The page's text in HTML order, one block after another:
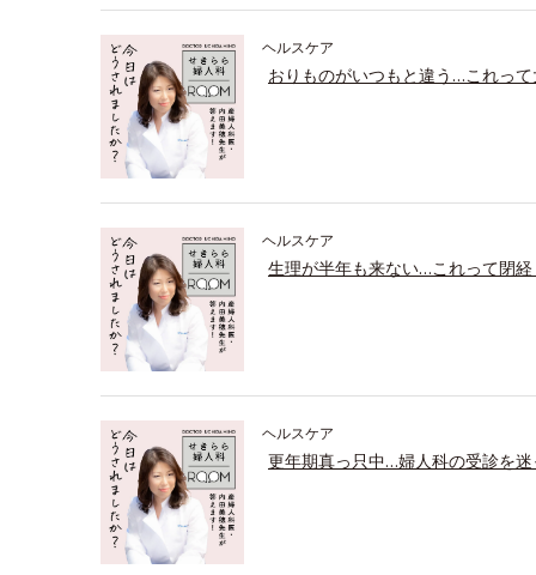
ヘルスケア
おりものがいつもと違う…これっ
ヘルスケア
生理が半年も来ない…これって閉経
ヘルスケア
更年期真っ只中…婦人科の受診を